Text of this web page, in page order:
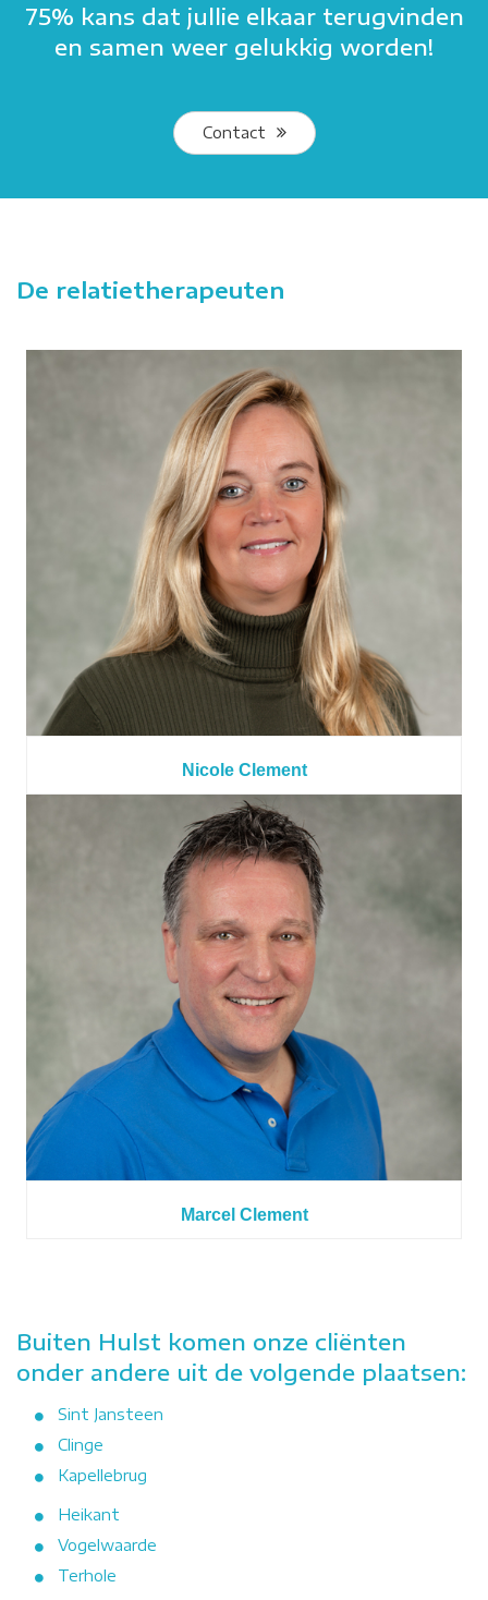
75% kans dat jullie elkaar terugvinden
en samen weer gelukkig worden!
Contact
De relatietherapeuten
Nicole Clement
Marcel Clement
Buiten Hulst komen onze cliënten
onder andere uit de volgende plaatsen:
Sint Jansteen
Clinge
Kapellebrug
Heikant
Vogelwaarde
Terhole